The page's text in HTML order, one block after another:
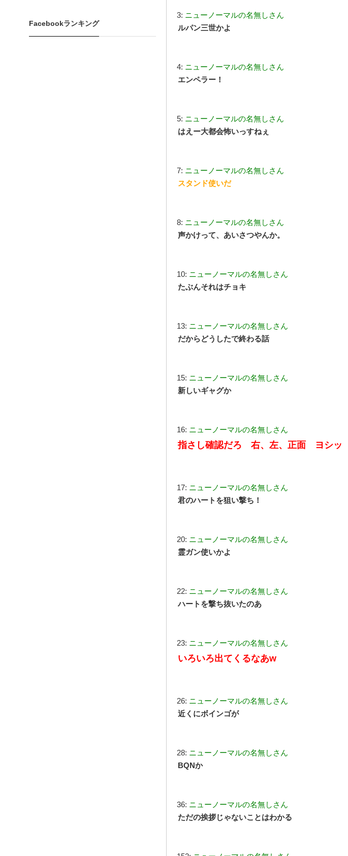
3: ニューノーマルの名無しさん
ルパン三世かよ
4: ニューノーマルの名無しさん
エンペラー！
5: ニューノーマルの名無しさん
はえー大都会怖いっすねぇ
7: ニューノーマルの名無しさん
スタンド使いだ
8: ニューノーマルの名無しさん
声かけって、あいさつやんか。
10: ニューノーマルの名無しさん
たぶんそれはチョキ
13: ニューノーマルの名無しさん
だからどうしたで終わる話
15: ニューノーマルの名無しさん
新しいギャグか
16: ニューノーマルの名無しさん
指さし確認だろ 右、左、正面 ヨシッ
17: ニューノーマルの名無しさん
君のハートを狙い撃ち！
20: ニューノーマルの名無しさん
霊ガン使いかよ
22: ニューノーマルの名無しさん
ハートを撃ち抜いたのあ
23: ニューノーマルの名無しさん
いろいろ出てくるなあw
26: ニューノーマルの名無しさん
近くにボインゴが
28: ニューノーマルの名無しさん
BQNか
36: ニューノーマルの名無しさん
ただの挨拶じゃないことはわかる
Facebookランキング